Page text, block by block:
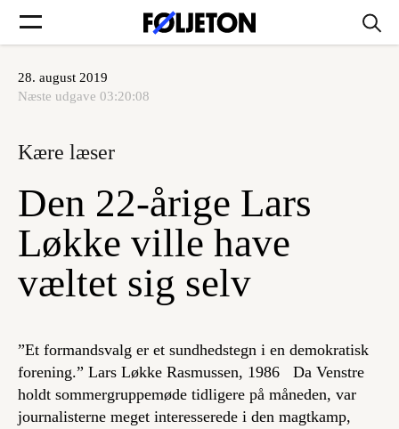
Forsider
Føljetoner
Søg
Log ind
28. august 2019
Næste udgave 03:20:08
Kære læser
Den 22-årige Lars
Løkke ville have
væltet sig selv
”Et formandsvalg er et sundhedstegn i en demokratisk
forening.” Lars Løkke Rasmussen, 1986 Da Venstre
holdt sommergruppemøde tidligere på måneden, var
journalisterne meget interesserede i den magtkamp,